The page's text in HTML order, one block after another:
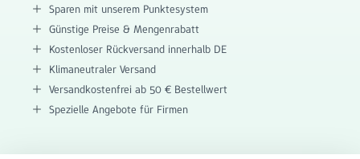
Sparen mit unserem Punktesystem
Günstige Preise & Mengenrabatt
Kostenloser Rückversand innerhalb DE
Klimaneutraler Versand
Versandkostenfrei ab 50 € Bestellwert
Spezielle Angebote für Firmen